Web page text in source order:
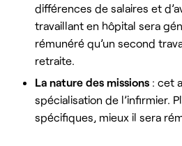
différences de salaires et
travaillant en hôpital sera
rémunéré qu’un second
retraite.
La nature des missions : cet
spécialisation de l’infirmier.
spécifiques, mieux il sera